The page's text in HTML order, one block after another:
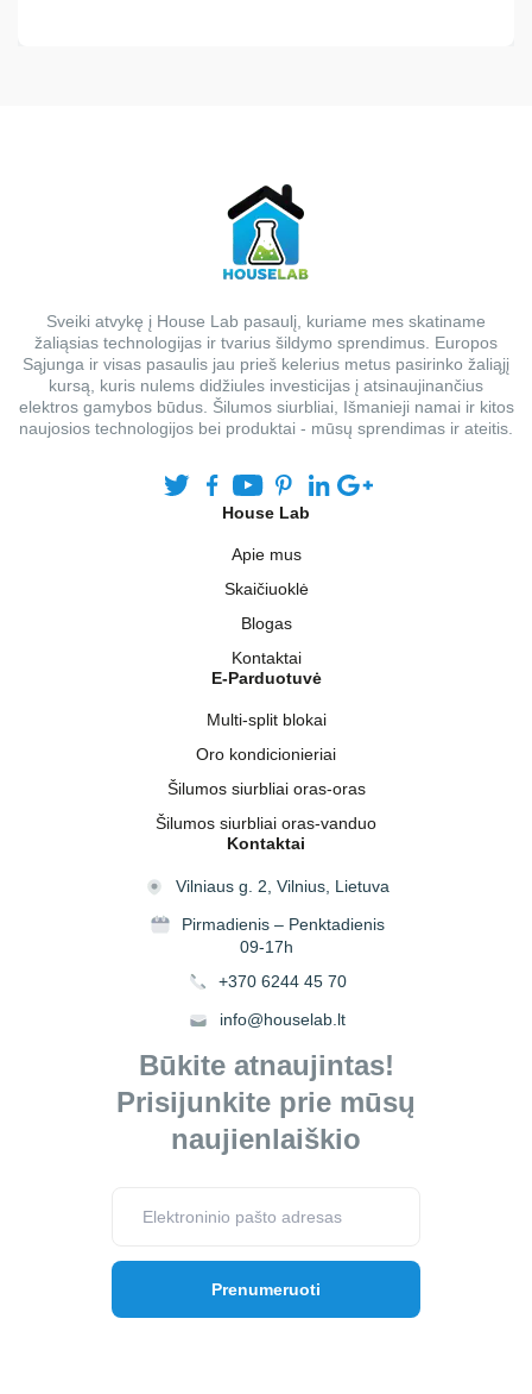
Sveiki atvykę į House Lab pasaulį, kuriame mes skatiname
žaliąsias technologijas ir tvarius šildymo sprendimus. Europos
Sąjunga ir visas pasaulis jau prieš kelerius metus pasirinko žaliąjį
kursą, kuris nulems didžiules investicijas į atsinaujinančius
elektros gamybos būdus. Šilumos siurbliai, Išmanieji namai ir kitos
naujosios technologijos bei produktai - mūsų sprendimas ir ateitis.
House Lab
Apie mus
Skaičiuoklė
Blogas
Kontaktai
E-Parduotuvė
Multi-split blokai
Oro kondicionieriai
Šilumos siurbliai oras-oras
Šilumos siurbliai oras-vanduo
Kontaktai
Vilniaus g. 2, Vilnius, Lietuva
Pirmadienis – Penktadienis
09-17h
+370 6244 45 70
info@houselab.lt
Būkite atnaujintas!
Prisijunkite prie mūsų
naujienlaiškio